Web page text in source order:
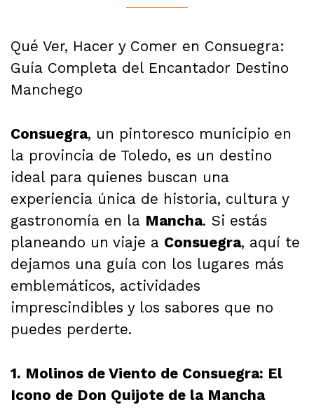
Qué Ver, Hacer y Comer en Consuegra:
Guía Completa del Encantador Destino
Manchego
Consuegra, un pintoresco municipio en
la provincia de Toledo, es un destino
ideal para quienes buscan una
experiencia única de historia, cultura y
gastronomía en la Mancha. Si estás
planeando un viaje a Consuegra, aquí te
dejamos una guía con los lugares más
emblemáticos, actividades
imprescindibles y los sabores que no
puedes perderte.
1. Molinos de Viento de Consuegra: El
Icono de Don Quijote de la Mancha